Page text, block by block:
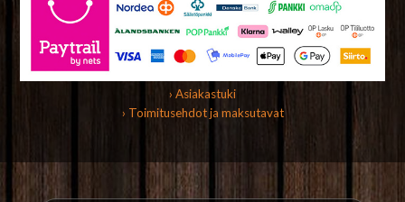
› Asiakastuki
› Toimitusehdot ja maksutavat